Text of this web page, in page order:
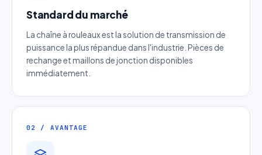
Standard du marché
La chaîne à rouleaux est la solution de transmission de
puissance la plus répandue dans l'industrie. Pièces de
rechange et maillons de jonction disponibles
immédiatement.
02 / AVANTAGE
Devis Chaine ASA haute précision